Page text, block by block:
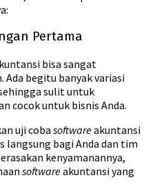
Pertama
bisa sangat
begitu banyak variasi
sulit untuk
cocok untuk bisnis Anda.
uji coba softwareakuntansi
langsung bagi Anda dan tim
kenyamanannya,
softwareakuntansi yang